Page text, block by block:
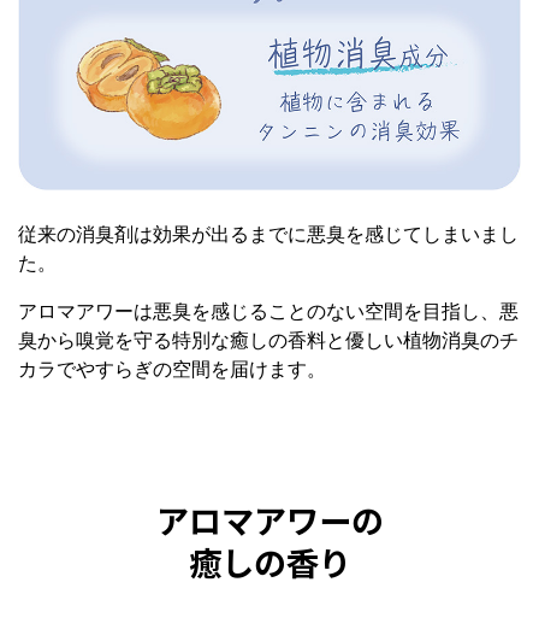
従来の消臭剤は効果が出るまでに悪臭を感じてしまいまし
た。
アロマアワーは悪臭を感じることのない空間を目指し、悪
臭から嗅覚を守る特別な癒しの香料と優しい植物消臭のチ
カラでやすらぎの空間を届けます。
アロマアワーの
癒しの香り